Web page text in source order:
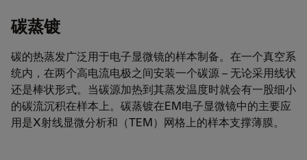
碳蒸镀
碳的热蒸发广泛用于电子显微镜的样本制备。在一个真空系
统内，在两个高电流电极之间安装一个碳源 – 无论采用线状
还是棒状形式。当碳源加热到其蒸发温度时就会有一股细小
的碳流沉积在样本上。碳蒸镀在EM电子显微镜中的主要应
用是X射线显微分析和（TEM）网格上的样本支撑薄膜。